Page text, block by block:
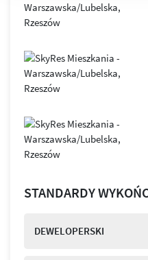
STANDARDY
DEWELOPERSKI